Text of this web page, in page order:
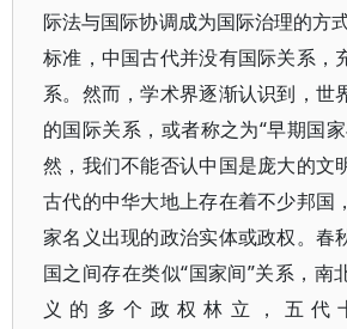
际法与国际协调成为国际治理的方
标准，中国古代并没有国际关系，
系。然而，学术界逐渐认识到，世
的国际关系，或者称之为“早期国
然，我们不能否认中国是庞大的文
古代的中华大地上存在着不少邦国
家名义出现的政治实体或政权。春
国之间存在类似“国家间”关系，南
义的多个政权林立，五代